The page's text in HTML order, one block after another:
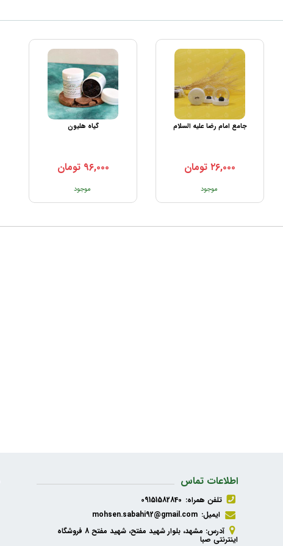
جامع امام رضا علیه السلام
۲۶,۰۰۰ تومان
موجود
گیاه هلیون
۹۶,۰۰۰ تومان
موجود
اطلاعات تماس
تلفن همراه: 09151582840
ایمیل: mohsen.sabahi92@gmail.com
آدرس: مشهد، بلوار شهید مفتح، شهید مفتح 8 فروشگاه
اینترنتی صبا